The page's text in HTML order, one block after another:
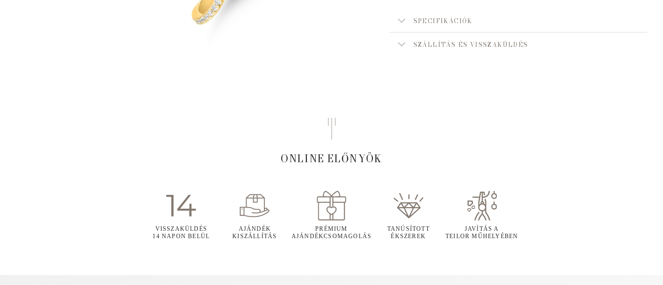
SPECIFIKÁCIÓK
SZÁLLÍTÁS ÉS VISSZAKÜLDÉS
ONLINE ELŐNYÖK
VISSZAKÜLDÉS
14 NAPON BELÜL
AJÁNDÉK
KISZÁLLÍTÁS
PRÉMIUM
AJÁNDÉKCSOMAGOLÁS
TANÚSÍTOTT
ÉKSZEREK
JAVÍTÁS A
TEILOR MŰHELYÉBEN